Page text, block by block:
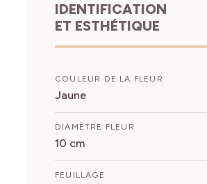
IDENTIFICATION
ET ESTHÉTIQUE
COULEUR DE LA FLEUR
Jaune
DIAMÈTRE FLEUR
10 cm
FEUILLAGE